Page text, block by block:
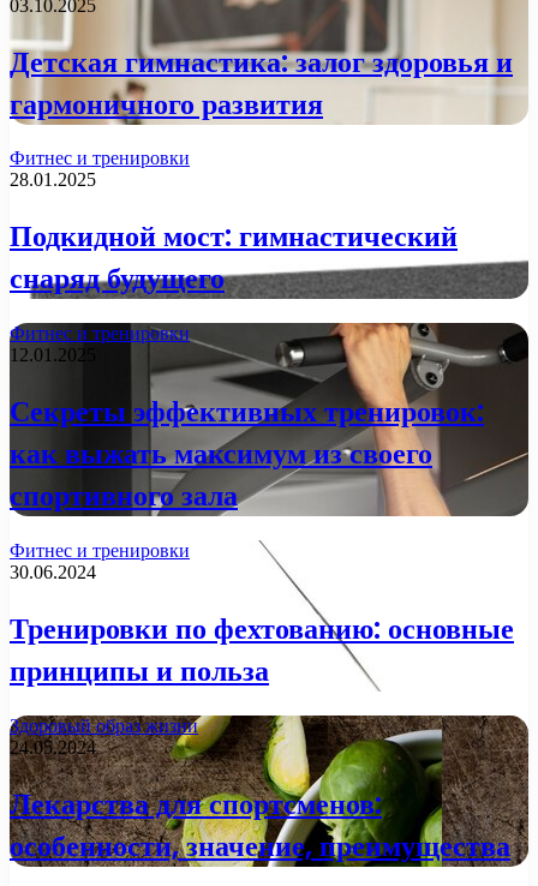
03.10.2025
Детская гимнастика: залог здоровья и
гармоничного развития
Фитнес и тренировки
28.01.2025
Подкидной мост: гимнастический
снаряд будущего
Фитнес и тренировки
12.01.2025
Секреты эффективных тренировок:
как выжать максимум из своего
спортивного зала
Фитнес и тренировки
30.06.2024
Тренировки по фехтованию: основные
принципы и польза
Здоровый образ жизни
24.05.2024
Лекарства для спортсменов:
особенности, значение, преимущества